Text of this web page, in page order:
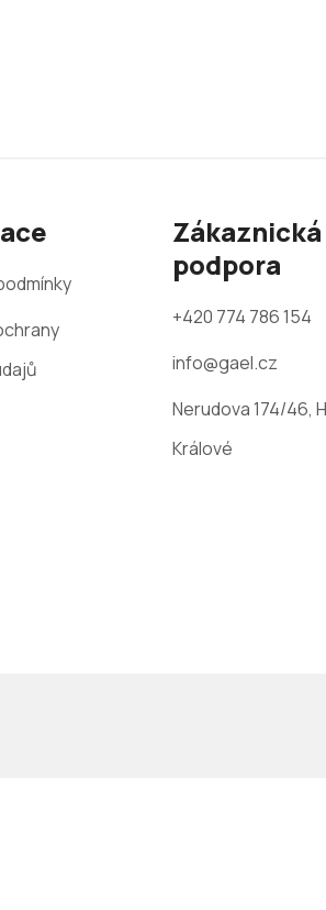
Zákaznická
podpora
+420 774 786 154
info@gael.cz
Nerudova 174/46,
Králové